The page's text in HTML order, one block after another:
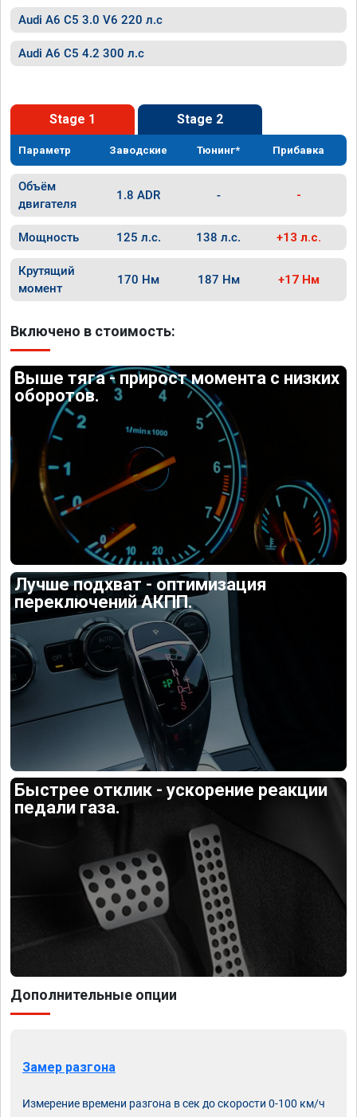
Audi A6 C5 3.0 V6 220 л.с
Audi A6 C5 4.2 300 л.с
Stage 1 Stage 2
Параметр Заводские Тюнинг* Прибавка
Объём
двигателя
1.8 ADR - -
Мощность 125 л.с. 138 л.с. +13 л.с.
Крутящий
момент
170 Нм 187 Нм +17 Нм
Включено в стоимость:
Выше тяга - прирост момента с низких
оборотов.
Лучше подхват - оптимизация
переключений АКПП.
Быстрее отклик - ускорение реакции
педали газа.
Дополнительные опции
Замер разгона
Измерение времени разгона в сек до скорости 0-100 км/ч